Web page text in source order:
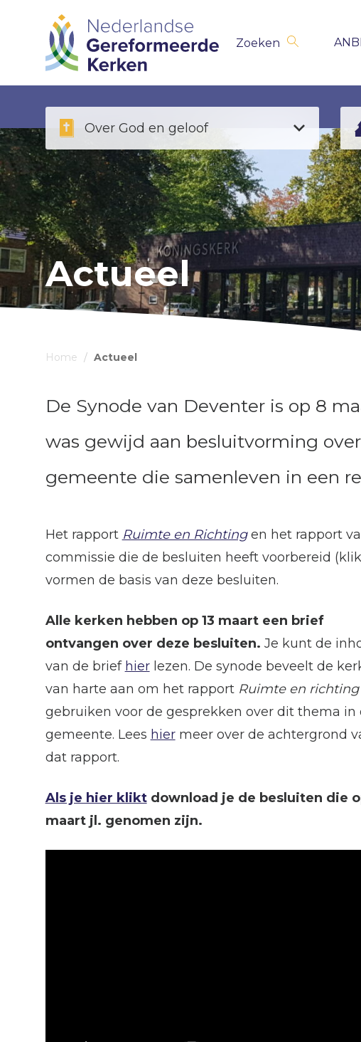
Skip
navigation
Over God en geloof
Zoeken ANBI
Actueel
Home / Actueel
De Synode van Deventer is op 8
was gewijd aan besluitvorming
gemeente die samenleven in een
Het rapport Ruimte en Richtingen het rapport
commissie die de besluiten heeft voorbereid (klik
vormen de basis van deze besluiten.
Alle kerken hebben op 13 maart een brief
ontvangen over deze besluiten. Je kunt de
van de brief hierlezen. De synode beveelt de
van harte aan om het rapport Ruimte en richting
gebruiken voor de gesprekken over dit thema in
gemeente. Lees hiermeer over de achtergrond
dat rapport.
Als je hier kliktdownload je de besluiten die
maart jl. genomen zijn.